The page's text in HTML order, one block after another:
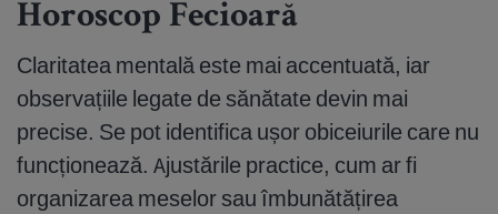
Horoscop Fecioară
Claritatea mentală este mai accentuată, iar
observațiile legate de sănătate devin mai
precise. Se pot identifica ușor obiceiurile care nu
funcționează. Ajustările practice, cum ar fi
organizarea meselor sau îmbunătățirea